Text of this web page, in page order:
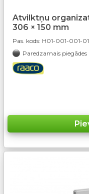
Atvilktņu
306 × 150 mm
Pas. kods: H01-001-001-01
Paredzamais